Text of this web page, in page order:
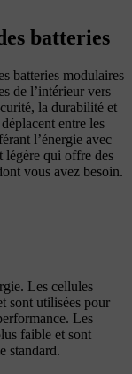
batteries
batteries modulaires
de l’intérieur vers
la durabilité et
entre les
l’énergie avec
légère qui offre des
vous avez besoin.
Les cellules
sont utilisées pour
Les
faible et sont
standard.